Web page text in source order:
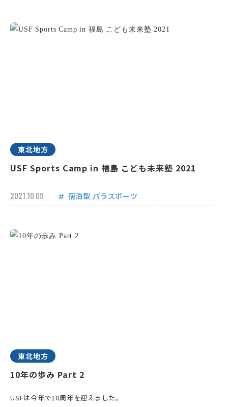
東北地方
USF Sports Camp in 福島 こども未来塾 2021
2021.10.09 宿泊型 パラスポーツ
東北地方
10年の歩み Part 2
USFは今年で10周年を迎えました。